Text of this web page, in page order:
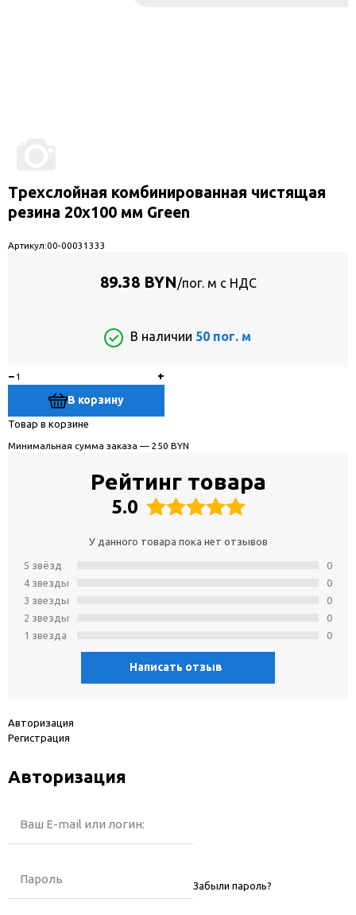
Трехслойная комбинированная чистящая
резина 20х100 мм Green
Артикул:00-00031333
89.38 BYN/пог. м с НДС
В наличии 50 пог. м
−
+
В корзину
Товар в корзине
Минимальная сумма заказа — 250 BYN
Рейтинг товара
5.0
У данного товара пока нет отзывов
5 звёзд
4 звeзды
3 звeзды
2 звeзды
1 звeзда
0
0
0
0
0
Написать отзыв
Авторизация
Регистрация
Авторизация
Ваш E-mail или логин:
Пароль Забыли пароль?